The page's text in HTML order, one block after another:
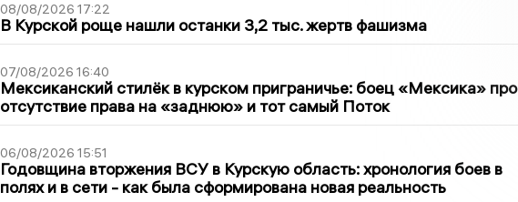
08/08/2026 17:22
В Курской роще нашли останки 3,2 тыс. жертв фашизма
07/08/2026 16:40
Мексиканский стилёк в курском приграничье: боец «Мексика» про
отсутствие права на «заднюю» и тот самый Поток
06/08/2026 15:51
Годовщина вторжения ВСУ в Курскую область: хронология боев в
полях и в сети - как была сформирована новая реальность